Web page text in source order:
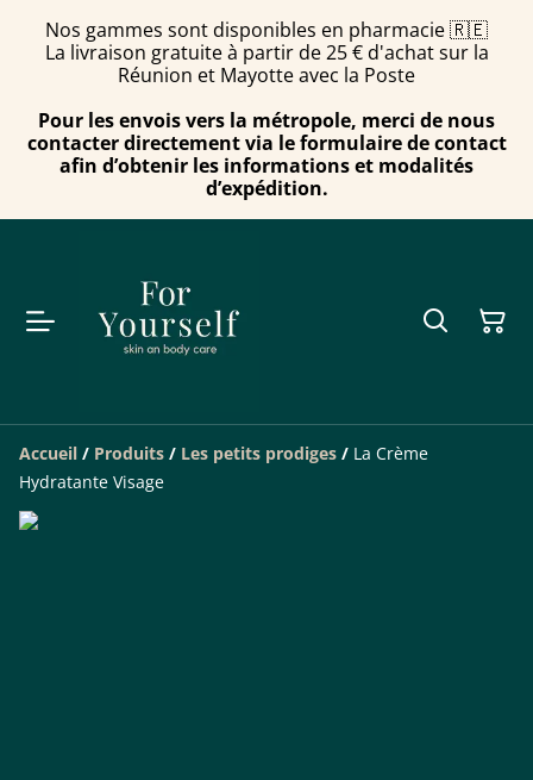
Nos gammes sont disponibles en pharmacie 🇷🇪
La livraison gratuite à partir de 25 € d'achat sur la
Réunion et Mayotte avec la Poste
Pour les envois vers la métropole, merci de nous
contacter directement via le formulaire de contact
afin d’obtenir les informations et modalités
d’expédition.
Accueil / Produits / Les petits prodiges / La Crème
Hydratante Visage